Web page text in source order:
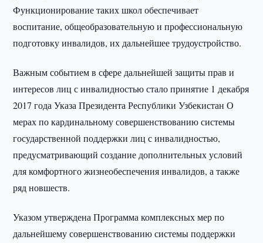
Функционирование таких школ обеспечивает
воспитание, общеобразовательную и профессиональную
подготовку инвалидов, их дальнейшее трудоустройство.
Важным событием в сфере дальнейшей защиты прав и
интересов лиц с инвалидностью стало принятие 1 декабря
2017 года Указа Президента Республики Узбекистан О
мерах по кардинальному совершенствованию системы
государственной поддержки лиц с инвалидностью,
предусматривающий создание дополнительных условий
для комфортного жизнеобеспечения инвалидов, а также
ряд новшеств.
Указом утверждена Программа комплексных мер по
дальнейшему совершенствованию системы поддержки